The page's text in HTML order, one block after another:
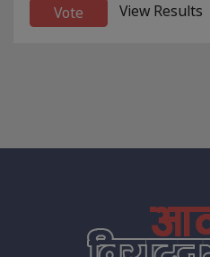
View Results